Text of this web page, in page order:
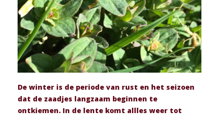
De winter is de periode van rust en het seizoen
dat de zaadjes langzaam beginnen te
ontkiemen. In de lente komt allles weer tot